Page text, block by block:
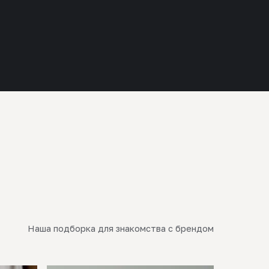
Наша подборка для знакомства с брендом